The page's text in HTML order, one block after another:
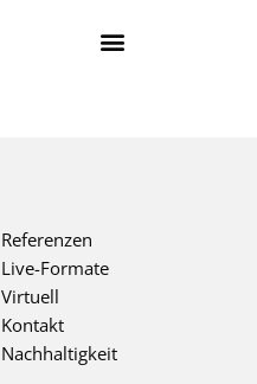
Referenzen
Live-Formate
Virtuell
Kontakt
Nachhaltigkeit